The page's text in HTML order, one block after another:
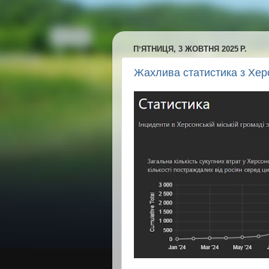
ПʼЯТНИЦЯ, 3 ЖОВТНЯ 2025 Р.
Жахлива статистика з